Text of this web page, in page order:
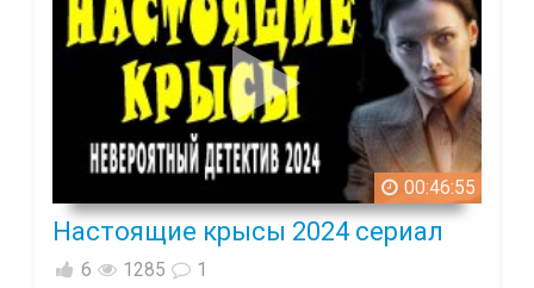
00:46:55
Настоящие крысы 2024 сериал
6 1285 1